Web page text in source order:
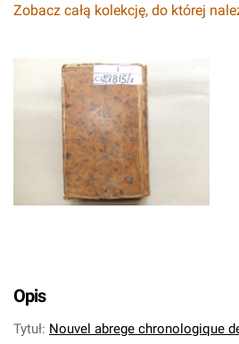
Zobacz całą kolekcję, do której
Opis
Tytuł: Nouvel abrege chronologique